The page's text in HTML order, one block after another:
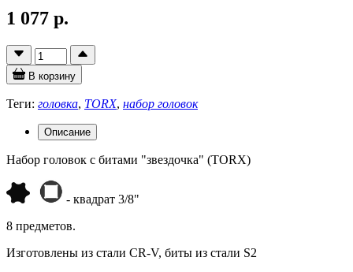
1 077 р.
В корзину
Теги: головка, TORX, набор головок
Описание
Набор головок с битами "звездочка" (TORX)
- квадрат 3/8"
8 предметов.
Изготовлены из стали СR-V, биты из стали S2